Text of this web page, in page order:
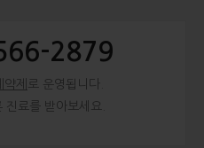
2879
제 로 운영됩니다.
진료를 받아보세요.